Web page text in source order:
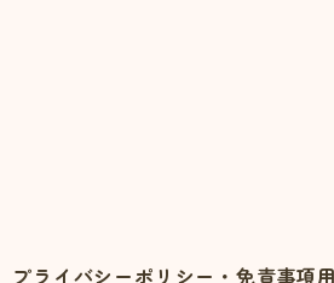
プライバシーポリシー・免責事項